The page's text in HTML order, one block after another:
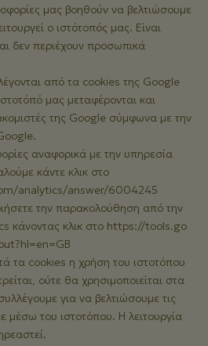
μας βοηθούν να βελτιώσουμε
ο ιστότοπός μας. Είναι
δεν περιέχουν προσωπικά
από τα cookies της Google
μας μεταφέρονται και
της Google σύμφωνα με την
αναφορικά με την υπηρεσία
κάντε κλικ στο
analytics/answer/6004245
την παρακολούθηση από την
κάνοντας κλικ στο https://tools.go
τα cookies η χρήση του ιστοτόπου
ούτε θα χρησιμοποιείται στα
για να βελτιώσουμε τις
μέσω του ιστοτόπου. Η λειτουργία